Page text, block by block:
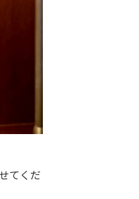
てくだ